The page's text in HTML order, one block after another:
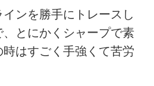
ンを勝手にトレースし
とにかくシャープで素
はすごく手強くて苦労